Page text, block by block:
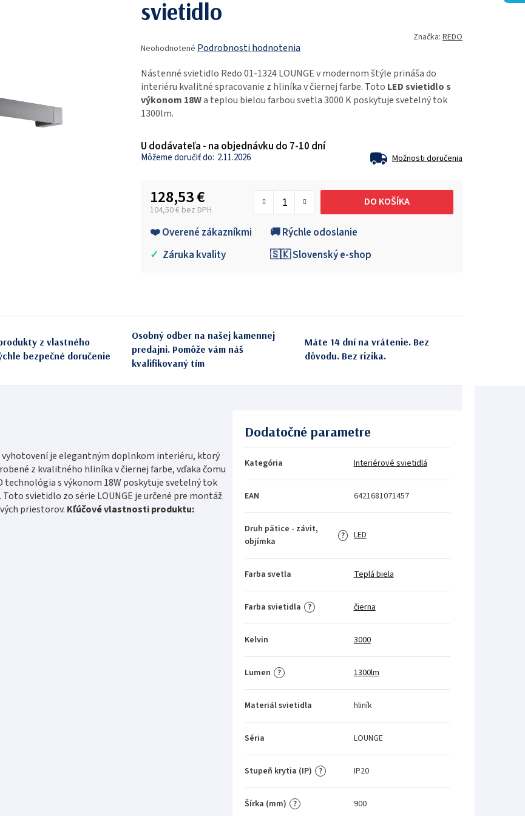
svietidlo
hodnotenie
je
0,0
z
5
Neohodnotené Podrobnosti hodnotenia
Značka: REDO
Nástenné svietidlo Redo 01-1324 LOUNGE v modernom štýle prináša do
interiéru kvalitné spracovanie z hliníka v čiernej farbe. Toto LED svietidlo s
výkonom 18Wa teplou bielou farbou svetla 3000 K poskytuje svetelný tok
1300lm.
U dodávateľa - na objednávku do 7-10 dní
2.11.2026 Možnosti doručenia
128,53 €
104,50 € bez DPH
DO KOŠÍKA
❤️ Overené zákazníkmi
🚚 Rýchle odoslanie
✓ Záruka kvality 🇸🇰 Slovenský e-shop
z vlastného
bezpečné doručenie
Osobný odber na našej kamennej
predajni. Pomôže vám náš
kvalifikovaný tím
Máte 14 dní na vrátenie. Bez
dôvodu. Bez rizika.
vyhotovení je elegantným doplnkom interiéru, ktorý
z kvalitného hliníka v čiernej farbe, vďaka čomu
technológia s výkonom 18W poskytuje svetelný tok
svietidlo zo série LOUNGE je určené pre montáž
priestorov. Kľúčové vlastnosti produktu:
Dodatočné parametre
Kategória Interiérové svietidlá
EAN 6421681071457
?
Druh pätice - závit,
objímka
LED
Farba svetla Teplá biela
?
Farba svietidla čierna
Kelvin 3000
?
Lumen 1300lm
Materiál svietidla hliník
Séria LOUNGE
?
Stupeň krytia (IP) IP20
?
Šírka (mm) 900